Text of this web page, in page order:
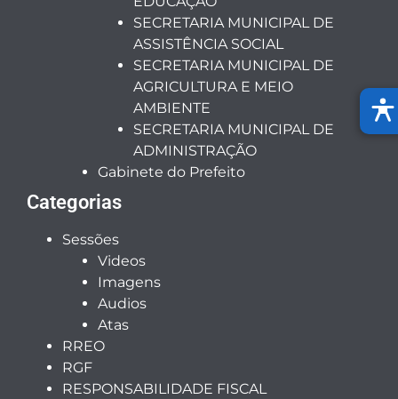
SECRETARIA MUNICIPAL DE
ASSISTÊNCIA SOCIAL
SECRETARIA MUNICIPAL DE
AGRICULTURA E MEIO
AMBIENTE
SECRETARIA MUNICIPAL DE
ADMINISTRAÇÃO
Gabinete do Prefeito
Categorias
Sessões
Videos
Imagens
Audios
Atas
RREO
RGF
RESPONSABILIDADE FISCAL